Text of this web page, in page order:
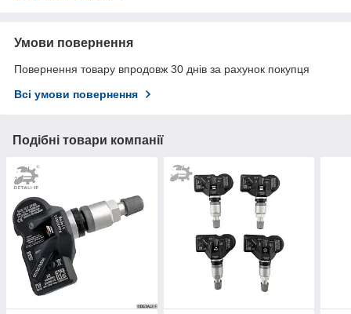
Умови повернення
Повернення товару впродовж 30 днів за рахунок покупця
Всі умови повернення
Подібні товари компанії